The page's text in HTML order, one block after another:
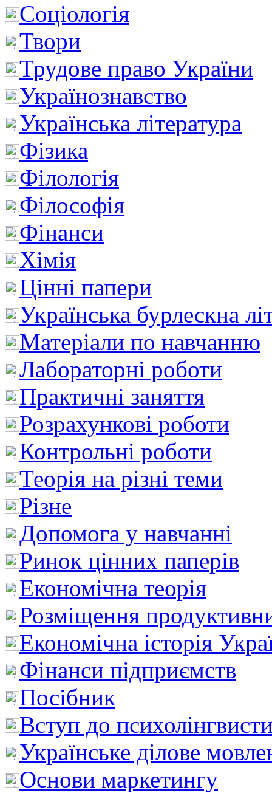
Соціологія
Твори
Трудове право України
Українознавство
Українська література
Фізика
Філологія
Філософія
Фінанси
Хімія
Цінні папери
Українська бурлескна
Матеріали по навчанню
Лабораторні роботи
Практичні заняття
Розрахункові роботи
Контрольні роботи
Теорія на різні теми
Різне
Допомога у навчанні
Ринок цінних паперів
Економічна теорія
Розміщення
Економічна історія
Фінанси підприємств
Посібник
Вступ до
Українське ділове
Основи маркетингу